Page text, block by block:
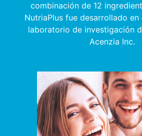
combinación de 12
NutriaPlus fue desarrollado
laboratorio de investigación
Acenzia Inc.